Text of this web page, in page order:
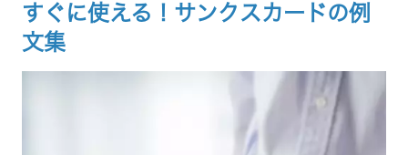
すぐに使える！サンクスカードの例
文集